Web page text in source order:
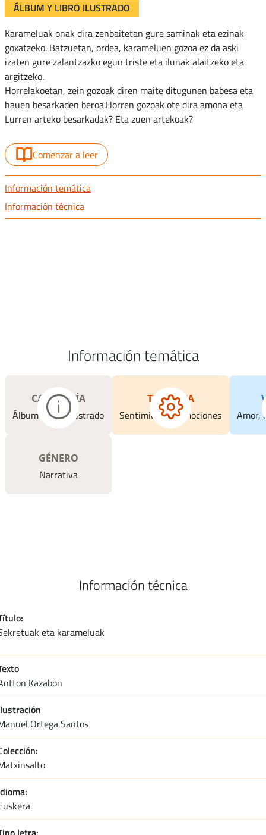
ÁLBUM Y LIBRO ILUSTRADO
Karameluak onak dira zenbaitetan gure saminak eta ezinak
goxatzeko. Batzuetan, ordea, karameluen gozoa ez da aski
izaten gure zalantzazko egun triste eta ilunak alaitzeko eta
argitzeko.
Horrelakoetan, zein gozoak diren maite ditugunen babesa eta
hauen besarkaden beroa.Horren gozoak ote dira amona eta
Lurren arteko besarkadak? Eta zuen artekoak?
Comenzar a leer
Información temática
Información técnica
Información temática
CATEGORÍA
Álbum y libro ilustrado
GÉNERO
Narrativa
TEMÁTICA
Sentimiento / Emociones Amor,
Información técnica
eta karameluak
antton kazabon
manuel ortega santos